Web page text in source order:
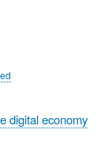
digital economy